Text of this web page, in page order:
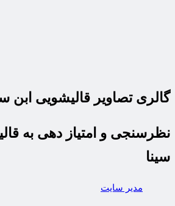
گالری تصاویر قالیشویی ابن
نظرسنجی و امتیاز دهی به
سینا
مدیر سایت